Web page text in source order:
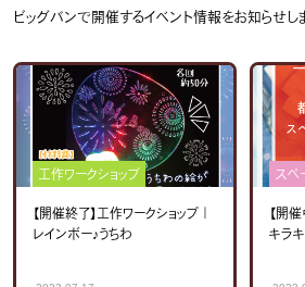
ビッグバンで開催するイベント情報をお知らせし
工作ワークショップ
【開催終了】工作ワークショップ｜
レインボー♪うちわ
スペ
【開
キラ